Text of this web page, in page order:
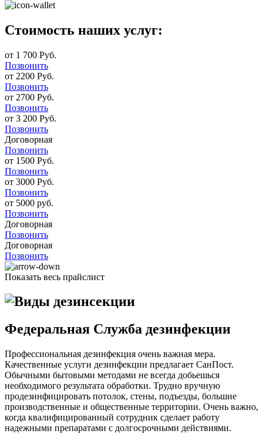
Стоимость наших услуг:
от 1 700 Руб.
Позвонить
от 2200 Руб.
Позвонить
от 2700 Руб.
Позвонить
от 3 200 Руб.
Позвонить
Договорная
Позвонить
от 1500 Руб.
Позвонить
от 3000 Руб.
Позвонить
от 5000 руб.
Позвонить
Договорная
Позвонить
Договорная
Позвонить
Показать весь прайслист
Федеральная Служба дезинфекции
Профессиональная дезинфекция очень важная мера.
Качественные услуги дезинфекции предлагает СанПост.
Обычными бытовыми методами не всегда добьешься
необходимого результата обработки. Трудно вручную
продезинфицировать потолок, стены, подъезды, большие
производственные и общественные территории. Очень важно,
когда квалифицированный сотрудник сделает работу
надежными препаратами с долгосрочными действиями.